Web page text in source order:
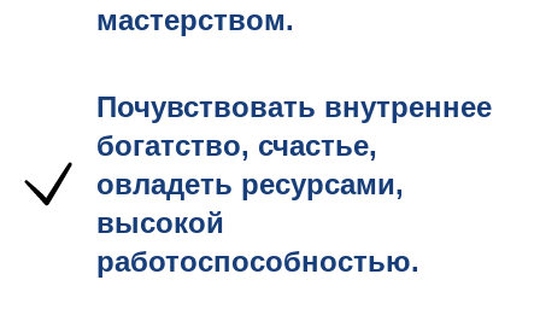
мастерством.
Почувствовать внутреннее
богатство, счастье,
овладеть ресурсами,
высокой
работоспособностью.